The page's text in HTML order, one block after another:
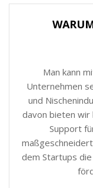
Man kann
Unternehmen
und
davon bieten wir
Support
dem Startups